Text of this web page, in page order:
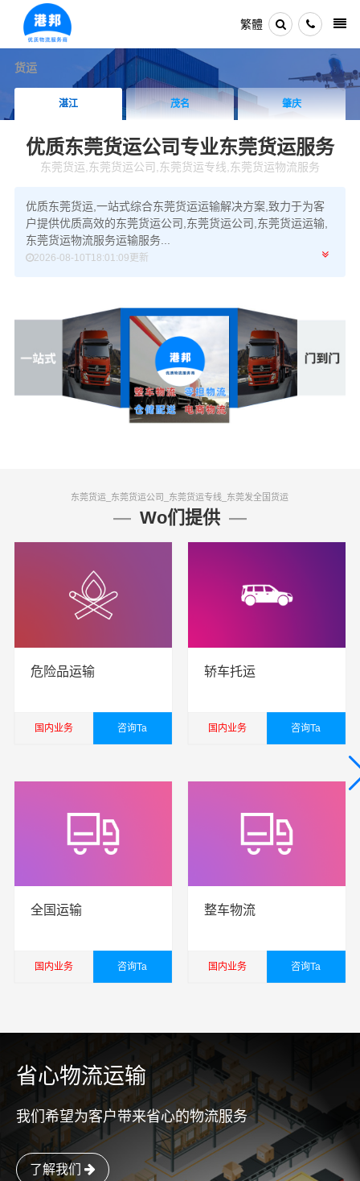
繁體
货运
湛江 茂名 肇庆
优质东莞货运公司专业东莞货运服务
东莞货运,东莞货运公司,东莞货运专线,东莞货运物流服务
优质东莞货运,一站式综合东莞货运运输解决方案,致力于为客
户提供优质高效的东莞货运公司,东莞货运公司,东莞货运运输,
东莞货运物流服务运输服务...
2026-08-10T18:01:09更新
东莞货运_东莞货运公司_东莞货运专线_东莞发全国货运
Wo们提供
危险品运输
国内业务 咨询Ta
轿车托运
国内业务 咨询Ta
全国运输
国内业务 咨询Ta
整车物流
国内业务 咨询Ta
省心物流运输
我们希望为客户带来省心的物流服务
了解我们